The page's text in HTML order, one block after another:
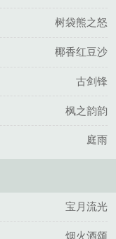
树袋熊之怒
椰香红豆沙
古剑锋
枫之韵韵
庭雨
宝月流光
烟火酒颂